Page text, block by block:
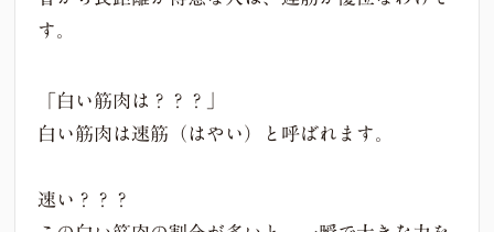
す。
「白い筋肉は？？？」
白い筋肉は速筋（はやい）と呼ばれます。
速い？？？